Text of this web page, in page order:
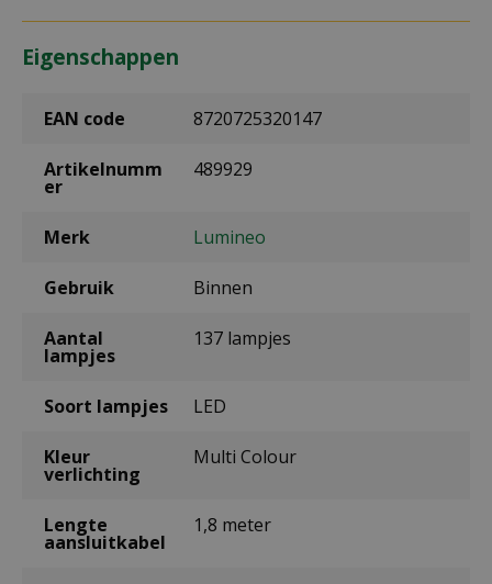
Eigenschappen
EAN code 8720725320147
Artikelnumm
er
489929
Merk Lumineo
Gebruik Binnen
Aantal
lampjes
137 lampjes
Soort lampjes LED
Kleur
verlichting
Multi Colour
Lengte
aansluitkabel
1,8 meter